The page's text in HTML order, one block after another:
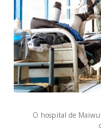
O hospital de